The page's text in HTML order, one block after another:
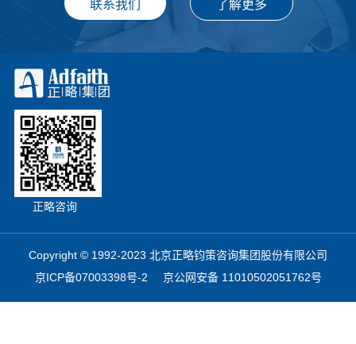
正略咨询
Copyright © 1992-2023 北京正略钧策咨询集团股份有限公司
京ICP备07003398号-2
京公网安备 11010502051762号